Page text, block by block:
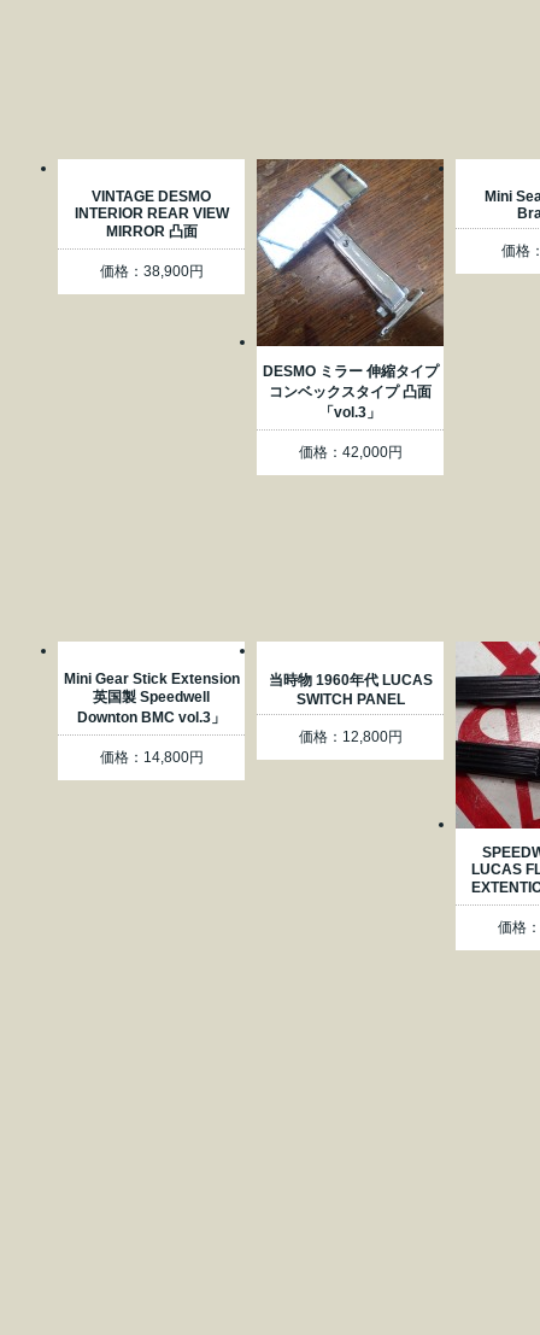
VINTAGE DESMO
INTERIOR REAR VIEW
MIRROR 凸面
価格：38,900円
DESMO ミラー 伸縮タイプ
コンベックスタイプ 凸面
「vol.3」
価格：42,000円
Mini
価格
Mini Gear Stick Extension
英国製 Speedwell
Downton BMC vol.3」
価格：14,800円
当時物 1960年代 LUCAS
SWITCH PANEL
価格：12,800円
LUCAS
価格